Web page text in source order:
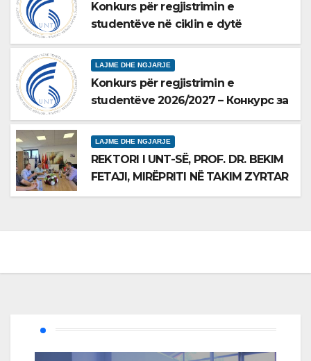
GLOBALE
Konkurs për regjistrimin e
studentëve në ciklin e dytë
2026/2027 – Конкурс за
запишување на студенти на втор
циклус студии за 2026/2027
LAJME DHE NGJARJE
Konkurs për regjistrimin e
studentëve 2026/2027 – Конкурс за
запишување на студенти за
2026/2027
LAJME DHE NGJARJE
REKTORI I UNT-SË, PROF. DR. BEKIM
FETAJI, MIRËPRITI NË TAKIM ZYRTAR
DREJTORIN E SH.A MEPSO, DR.